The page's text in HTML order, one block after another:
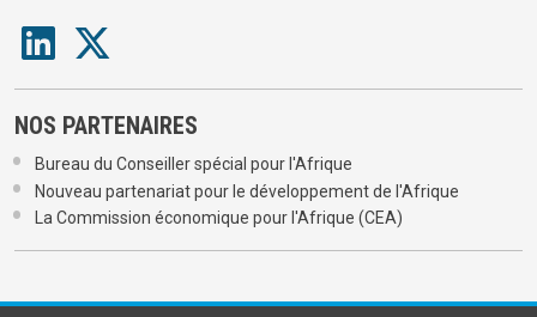
NOS PARTENAIRES
Bureau du Conseiller spécial pour l'Afrique
Nouveau partenariat pour le développement de l'Afrique
La Commission économique pour l'Afrique (CEA)